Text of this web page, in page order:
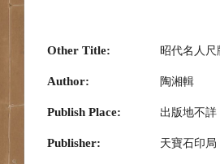
Other Title: 昭代名人
Author: 陶湘輯
Publish Place: 出版地不詳
Publisher: 天寶石印局